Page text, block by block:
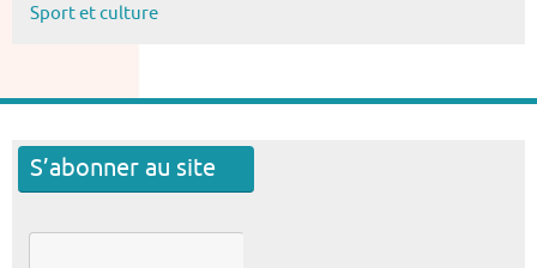
Sport et culture
S’abonner au site